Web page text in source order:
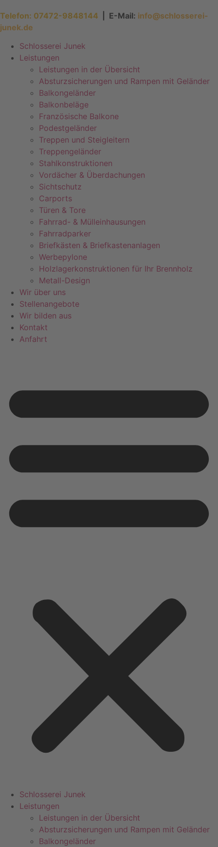
Telefon: 07472-9848144 | E-Mail: info@schlosserei-
junek.de
Schlosserei Junek
Leistungen
Leistungen in der Übersicht
Absturzsicherungen und Rampen mit Geländer
Balkongeländer
Balkonbeläge
Französische Balkone
Podestgeländer
Treppen und Steigleitern
Treppengeländer
Stahlkonstruktionen
Vordächer & Überdachungen
Sichtschutz
Carports
Türen & Tore
Fahrrad- & Mülleinhausungen
Fahrradparker
Briefkästen & Briefkastenanlagen
Werbepylone
Holzlagerkonstruktionen für Ihr Brennholz
Metall-Design
Wir über uns
Stellenangebote
Wir bilden aus
Kontakt
Anfahrt
Schlosserei Junek
Leistungen
Leistungen in der Übersicht
Absturzsicherungen und Rampen mit Geländer
Balkongeländer